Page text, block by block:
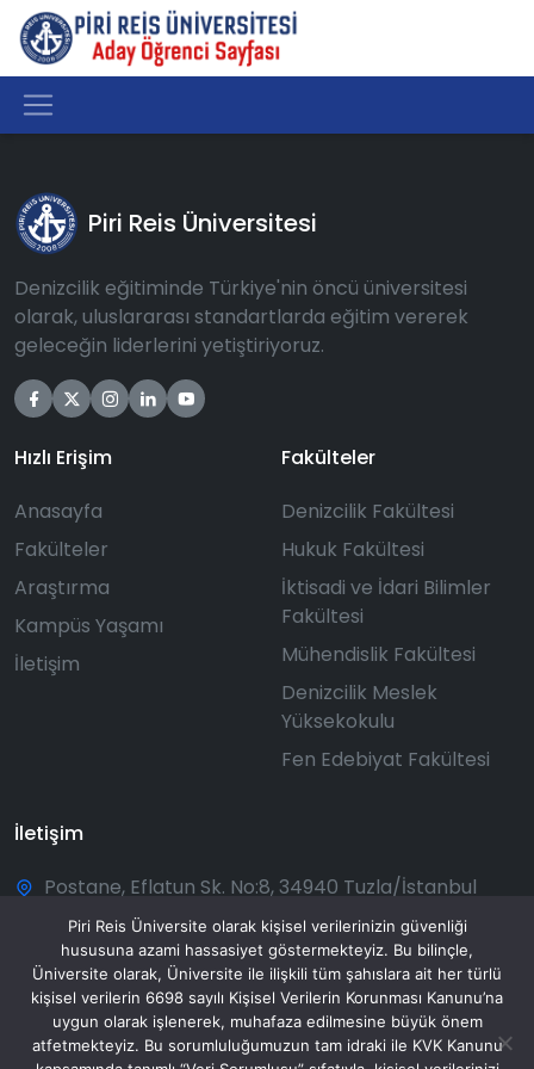
Piri Reis Üniversitesi
Denizcilik eğitiminde Türkiye'nin öncü üniversitesi
olarak, uluslararası standartlarda eğitim vererek
geleceğin liderlerini yetiştiriyoruz.
Hızlı Erişim
Anasayfa
Fakülteler
Araştırma
Kampüs Yaşamı
İletişim
Fakülteler
Denizcilik Fakültesi
Hukuk Fakültesi
İktisadi ve İdari Bilimler
Fakültesi
Mühendislik Fakültesi
Denizcilik Meslek
Yüksekokulu
Fen Edebiyat Fakültesi
İletişim
Postane, Eflatun Sk. No:8, 34940 Tuzla/İstanbul
+90 216 581 00 50
bilgi@pirireis.edu.tr
Pazartesi - Pazar: 08:30 - 20:00
Piri Reis Üniversite olarak kişisel verilerinizin güvenliği
hususuna azami hassasiyet göstermekteyiz. Bu bilinçle,
Üniversite olarak, Üniversite ile ilişkili tüm şahıslara ait her türlü
kişisel verilerin 6698 sayılı Kişisel Verilerin Korunması Kanunu’na
uygun olarak işlenerek, muhafaza edilmesine büyük önem
atfetmekteyiz. Bu sorumluluğumuzun tam idraki ile KVK Kanunu